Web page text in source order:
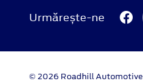
Urmărește-ne
© 2026 Roadhill Automotive